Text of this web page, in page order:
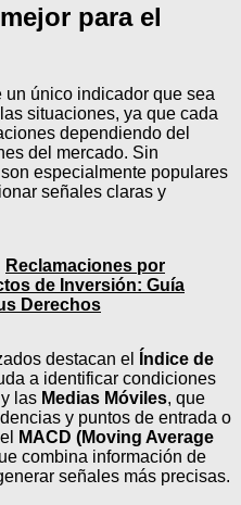
para el
un único indicador que sea
situaciones, ya que cada
dependiendo del
del mercado. Sin
especialmente populares
señales claras y
Reclamaciones por
de Inversión: Guía
Derechos
destacan el
Índice de
a identificar condiciones
las Medias Móviles, que
y puntos de entrada o
MACD (Moving Average
combina información de
señales más precisas.